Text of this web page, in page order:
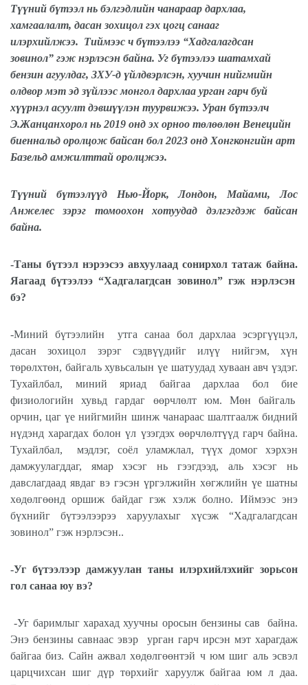
Түүний бүтээл нь бэлгэдлийн чанараар дархлаа,
хамгаалалт, дасан зохицол гэх цогц санааг
илэрхийлжээ. Тиймээс ч бүтээлээ “Хадгалагдсан
зовинол” гэж нэрлэсэн байна. Уг бүтээлээ шатамхай
бензин агуулдаг, ЗХУ-д үйлдвэрлсэн, хуучин нийгмийн
олдвор мэт эд зүйлээс монгол дархлаа урган гарч буй
хүүрнэл асуулт дэвшүүлэн туурвижээ. Уран бүтээлч
Э.Жанцанхорол нь 2019 онд эх орноо төлөөлөн Венецийн
биеннальд оролцож байсан бол 2023 онд Хонгконгийн арт
Базельд амжилттай оролцжээ.
Түүний бүтээлүүд Нью-Йорк, Лондон, Майами, Лос
Анжелес зэрэг томоохон хотуудад дэлгэгдэж байсан
байна.
-Таны бүтээл нэрээсээ авхуулаад сонирхол татаж байна.
Яагаад бүтээлээ “Хадгалагдсан зовинол” гэж нэрлэсэн
бэ?
-Миний бүтээлийн
утга санаа бол дархлаа эсэргүүцэл,
дасан зохицол зэрэг сэдвүүдийг илүү нийгэм, хүн
төрөлхтөн, байгаль хувьсалын үе шатуудад хуваан авч үздэг.
Тухайлбал, миний яриад байгаа дархлаа бол бие
физиологийн хувьд гардаг өөрчлөлт юм. Мөн байгаль
орчин, цаг үе нийгмийн шинж чанараас шалтгаалж бидний
нүдэнд харагдах болон үл үзэгдэх өөрчлөлтүүд гарч байна.
Тухайлбал,
мэдлэг, соёл уламжлал, түүх домог хэрхэн
дамжуулагддаг, ямар хэсэг нь гээгдээд, аль хэсэг нь
давслагдаад явдаг вэ гэсэн үргэлжийн хөгжлийн үе шатны
хөдөлгөөнд оршиж байдаг гэж хэлж болно. Иймээс энэ
бүхнийг бүтээлээрээ харуулахыг хүсэж “Хадгалагдсан
зовинол” гэж нэрлэсэн..
-Уг бүтээлээр дамжуулан таны илэрхийлэхийг зорьсон
гол санаа юу вэ?
-Уг баримлыг харахад хуучны оросын бензины сав
байна.
Энэ бензины савнаас эвэр
урган гарч ирсэн мэт харагдаж
байгаа биз. Сайн ажвал хөдөлгөөнтэй ч юм шиг аль эсвэл
царцчихсан шиг дүр төрхийг харуулж байгаа юм л даа.